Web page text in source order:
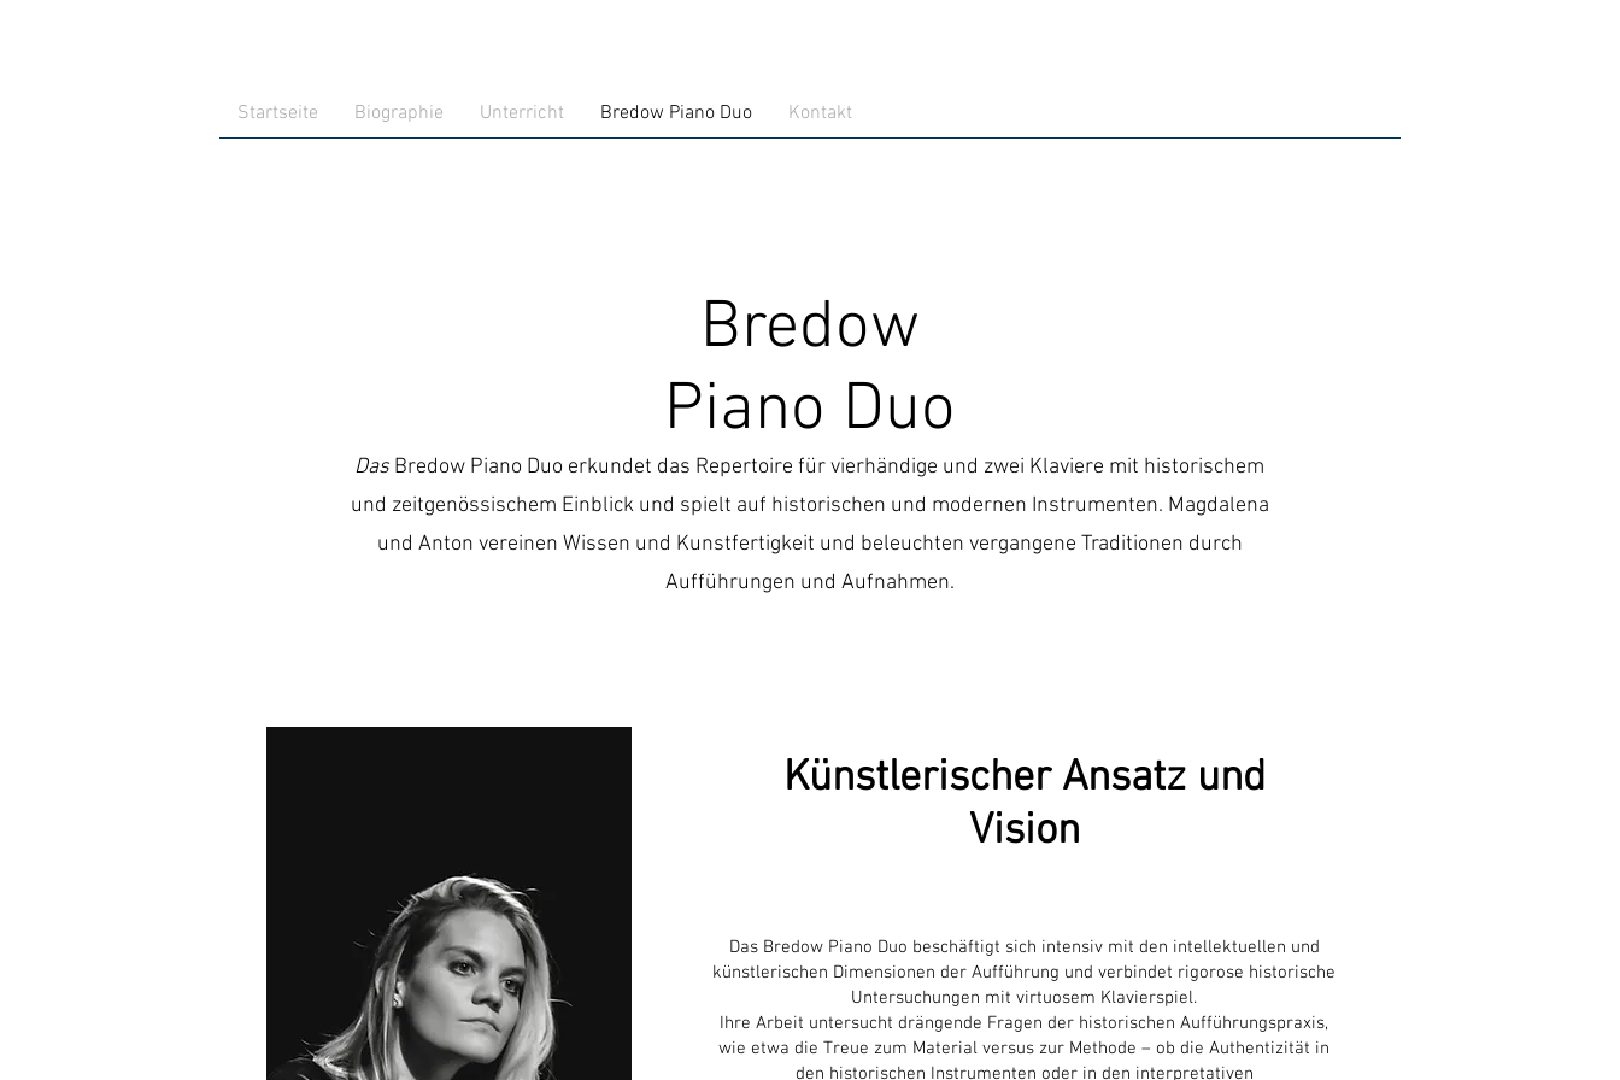
Startseite Biographie Unterricht Bredow Piano Duo Kontakt
Bredow
Piano Duo
Das Bredow Piano Duo erkundet das Repertoire für vierhändige und zwei Klaviere mit historischem
und zeitgenössischem Einblick und spielt auf historischen und modernen Instrumenten. Magdalena
und Anton vereinen Wissen und Kunstfertigkeit und beleuchten vergangene Traditionen durch
Aufführungen und Aufnahmen.
Künstlerischer Ansatz und
Vision
Das Bredow Piano Duo beschäftigt sich intensiv mit den intellektuellen und
künstlerischen Dimensionen der Aufführung und verbindet rigorose historische
Untersuchungen mit virtuosem Klavierspiel.
Ihre Arbeit untersucht drängende Fragen der historischen Aufführungspraxis,
wie etwa die Treue zum Material versus zur Methode – ob die Authentizität in
den historischen Instrumenten oder in den interpretativen